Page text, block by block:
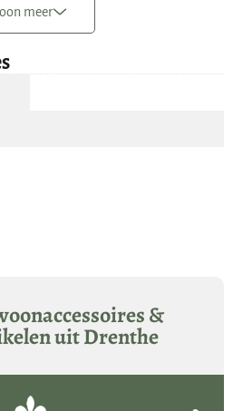
7 cm doorsnede 8 cm.
meer
&
uit Drenthe